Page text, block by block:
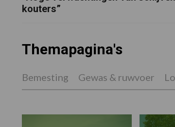
kouters”
Themapagina's
Bemesting Gewas & ruwvoer